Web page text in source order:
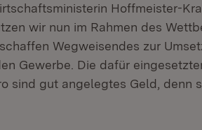
Hoffmeister-
wir nun im Rahmen des
Wegweisendes zur
Gewerbe. Die dafür
sind gut angelegtes Geld, denn